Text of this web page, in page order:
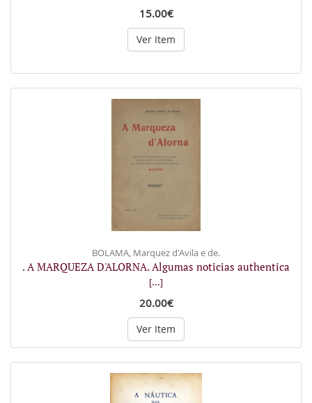
15.00€
Ver Item
BOLAMA, Marquez d'Avila e de.
. A MARQUEZA D'ALORNA. Algumas noticias authentica
[...]
20.00€
Ver Item